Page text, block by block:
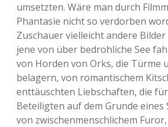
umsetzten. Wäre man durch
Phantasie nicht so verdorben
Zuschauer vielleicht andere
jene von über bedrohliche See
von Horden von Orks, die Türme
belagern, von romantischem
enttäuschten Liebschaften, die
Beteiligten auf dem Grunde eines
von zwischenmenschlichem